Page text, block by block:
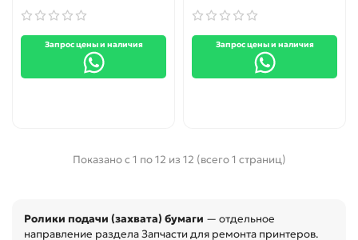
Запрос цены и наличия Запрос цены и наличия
Показано с 1 по 12 из 12 (всего 1 страниц)
Ролики подачи (захвата) бумаги — отдельное
направление раздела Запчасти для ремонта принтеров.